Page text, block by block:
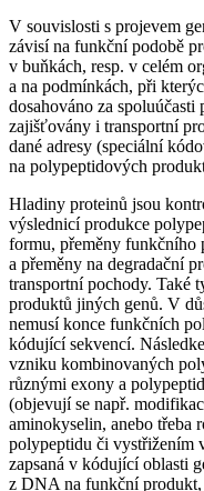
V souvislosti s projevem
závisí na funkční podobě
v buňkách, resp. v celém
a na podmínkách, při
dosahováno za
zajišťovány i transportní
dané adresy (speciální
na polypeptidových
Hladiny proteinů jsou
výslednicí produkce
formu, přeměny funkčního
a přeměny na degradační
transportní pochody. Také
produktů jiných genů. V
nemusí konce funkčních
kódující sekvencí.
vzniku kombinovaných
různými exony a
(objevují se např.
aminokyselin, anebo třeba
polypeptidu či vystřižením
zapsaná v kódující oblasti
z DNA na funkční produkt,